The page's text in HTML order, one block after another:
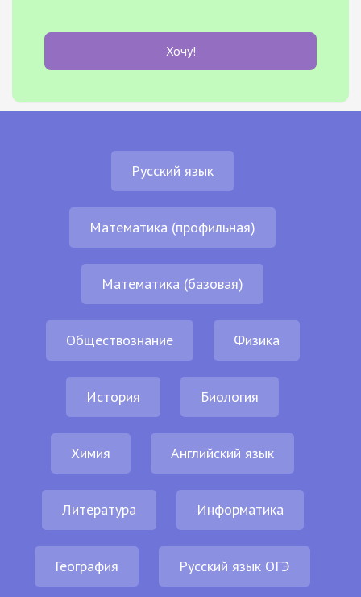
Хочу!
Русский язык
Математика (профильная)
Математика (базовая)
Обществознание Физика
История Биология
Химия Английский язык
Литература Информатика
География Русский язык ОГЭ